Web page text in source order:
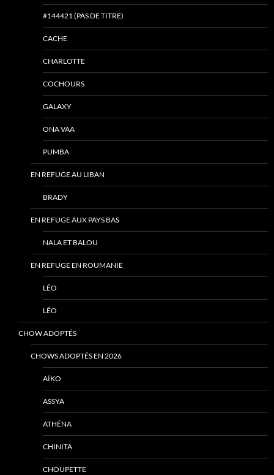
#144421 (PAS DE TITRE)
CACHE
CHARLOTTE
COCHOURS
GALAXY
ONA VAA
PUMBA
EN REFUGE AU LIBAN
BRADY
EN REFUGE AUX PAYS BAS
NALA ET BALOU
EN REFUGE EN ROUMANIE
LÉO
LÉO
CHOW ADOPTÉS
CHOWS ADOPTÉS EN 2026
AÏKO
ASSYA
ATHÉNA
CHINITA
CHOUPETTE